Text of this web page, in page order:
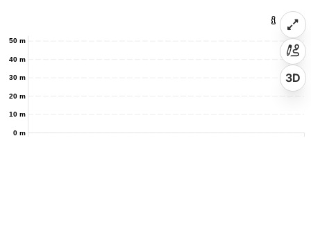
0 m
10 m
20 m
30 m
40 m
50 m
3D